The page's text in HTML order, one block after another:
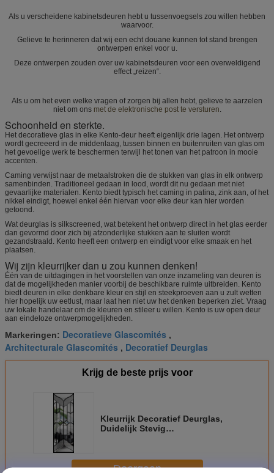
Als u verscheidene kabinetsdeuren hebt u tussenvoegsels zou willen hebben
waarvoor.
Gelieve te herinneren dat wij een echt douane kunnen tot stand brengen
ontwerpen enkel voor u.
Deze ontwerpen zouden over uw kabinetsdeuren voor een overweldigend
effect „reizen“.
Als u om het even welke vragen of zorgen bij allen hebt, gelieve te aarzelen
niet om ons met de elektronische post te versturen.
Schoonheid en sterkte.
Het decoratieve glas in elke Kento-deur heeft eigenlijk drie lagen. Het ontwerp
wordt gecreeerd in de middenlaag, tussen binnen en buitenruiten van glas om
het gevoelige werk te beschermen terwijl het tonen van het patroon in mooie
accenten.
Caming verwijst naar de metaalstroken die de stukken van glas in elk ontwerp
samenbinden. Traditioneel gedaan in lood, wordt dit nu gedaan met niet
gevaarlijke materialen. Kento biedt typisch het caming in patina, zink aan, of het
nikkel eindigt, hoewel enkel één hiervan voor elke deur kan hier worden
getoond.
Wat deurglas is silkscreened, wat betekent het ontwerp direct in het glas eerder
dan gevormd door zich bij afzonderlijke stukken aan te sluiten wordt
gezandstraald. Kento heeft een ontwerp en eindigt voor elke smaak en het
plaatsen.
Wij zijn kleurrijker dan u zou kunnen denken!
Één van de uitdagingen in het voorstellen van onze inzameling van deuren is
dat de mogelijkheden manier voorbij de beschikbare ruimte uitbreiden. Kento
biedt deuren in elke denkbare kleur en stijl en steekproeven aan u zult wetten
hier hopelijk uw eetlust, maar laat hen niet uw het denken beperken ziet. Vraag
uw lokale handelaar om de kleuren en stileer u willen. Kento is uw open deur
aan eindeloze ontwerpmogelijkheden.
Markeringen: Decoratieve Glascomités ,
Architecturale Glascomités , Decoratief Deurglas
Krijg de beste prijs voor
Kleurrijk Decoratief Deurglas,
Duidelijk Stevig
Doorgaan